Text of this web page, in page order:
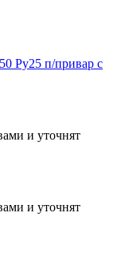
Ру25 п/привар с
и уточнят
и уточнят